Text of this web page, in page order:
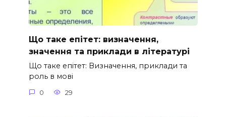
Що таке епітет: визначення,
значення та приклади в літературі
Що таке епітет: Визначення, приклади та
роль в мові
0 29